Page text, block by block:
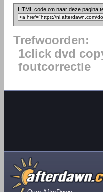
HTML code om naar deze pagina
Trefwoorden:
1click dvd
foutcorrectie